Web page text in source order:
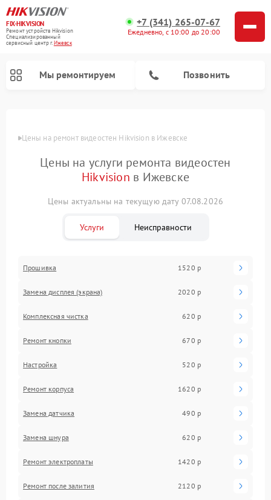
FIX-HIKVISION
Ремонт устройств Hikvision
Специализированный
cервисный центр г.Ижевск
+7 (341) 265-07-67
Ежедневно, с 10:00 до 20:00
Мы ремонтируем Позвонить
Цены на ремонт видеостен Hikvision в Ижевске
Цены на услуги ремонта видеостен
Hikvision в Ижевске
Цены актуальны на текущую дату 07.08.2026
Услуги Неисправности
Прошивка 1520 р
Замена дисплея (экрана) 2020 р
Комплексная чистка 620 р
Ремонт кнопки 670 р
Настройка 520 р
Ремонт корпуса 1620 р
Замена датчика 490 р
Замена шнура 620 р
Ремонт электроплаты 1420 р
Ремонт после залития 2120 р